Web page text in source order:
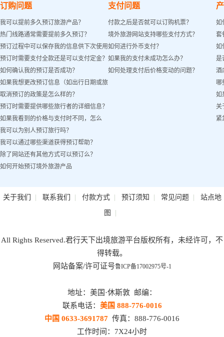
订购问题
我可以提前多久预订旅游产品？
热门线路通常需要提前多久预订？
预订过程中可以保存我的信息供下次使用
吗？
预订时需要支付全款还是可以支付定金？
如何确认我的预订是否成功？
如果我想更改预订信息（如出行日期或旅
客姓名）怎么办？
取消预订的政策是怎么样的？
预订时需要提供哪些旅行者的详细信息？
如果我看到的价格与支付时不同，怎么
办？
我可以为别人预订旅行吗？
我可以通过哪些渠道获得预订帮助？
除了网站还有其他方式可以预订么？
如何开始预订境外旅游产品
支付问题
付款之后是否就可以订购机票？
境外旅游网站支持哪些支付方式？
如何进行外币支付？
如果我的支付未成功怎么办？
如何处理支付后价格变动的问题？
如
套
如
是
酒
哪
如
关
紧
关于我们 | 联系我们 | 付款方式| 预订须知 | 常见问题| 站点地
图 |
All Rights Reserved.君行天下出境旅游平台版权所有，未经许可，不
得转载。
网站备案/许可证号鲁ICP备17002975号-1
地址：美国·休斯敦 邮编：
联系电话： 美国 888-776-0016
中国 0633-3691787 传真：888-776-0016
工作时间：7X24小时